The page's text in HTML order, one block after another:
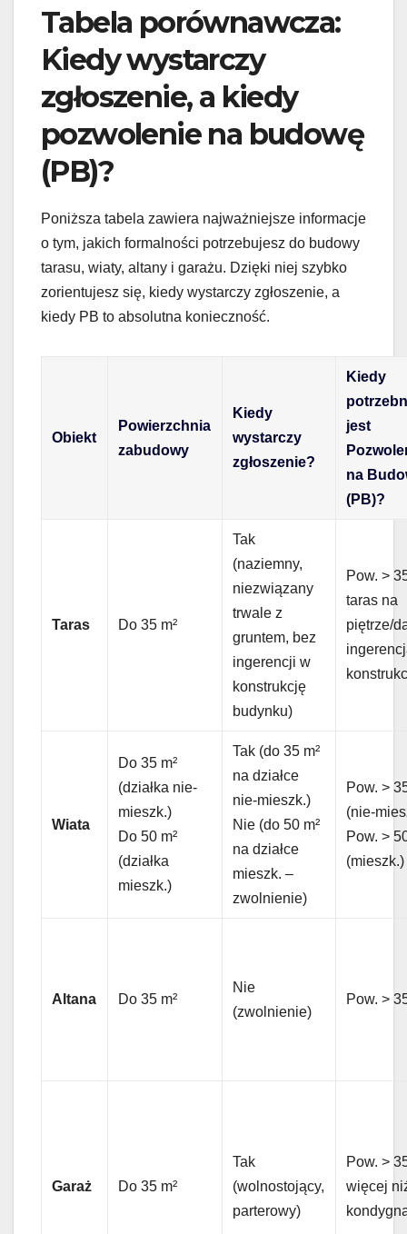
Tabela porównawcza:
Kiedy wystarczy
zgłoszenie, a kiedy
pozwolenie na budowę
(PB)?
Poniższa tabela zawiera najważniejsze informacje
o tym, jakich formalności potrzebujesz do budowy
tarasu, wiaty, altany i garażu. Dzięki niej szybko
zorientujesz się, kiedy wystarczy zgłoszenie, a
kiedy PB to absolutna konieczność.
Obiekt
Powierzchnia
zabudowy
Kiedy
wystarczy
zgłoszenie?
Kiedy
jest
na
(PB)?
Taras Do 35 m²
Tak
(naziemny,
niezwiązany
trwale z
gruntem, bez
ingerencji w
konstrukcję
budynku)
Pow. >
taras na
piętrze/
Wiata
Do 35 m²
(działka nie-
mieszk.)
Do 50 m²
(działka
mieszk.)
Tak (do 35 m²
na działce
nie-mieszk.)
Nie (do 50 m²
na działce
mieszk. –
zwolnienie)
Pow. >
(nie-
Pow. >
(mieszk.)
Altana Do 35 m²
Nie
(zwolnienie)
Pow. >
Garaż Do 35 m²
Tak
(wolnostojący,
parterowy)
Pow. >
więcej